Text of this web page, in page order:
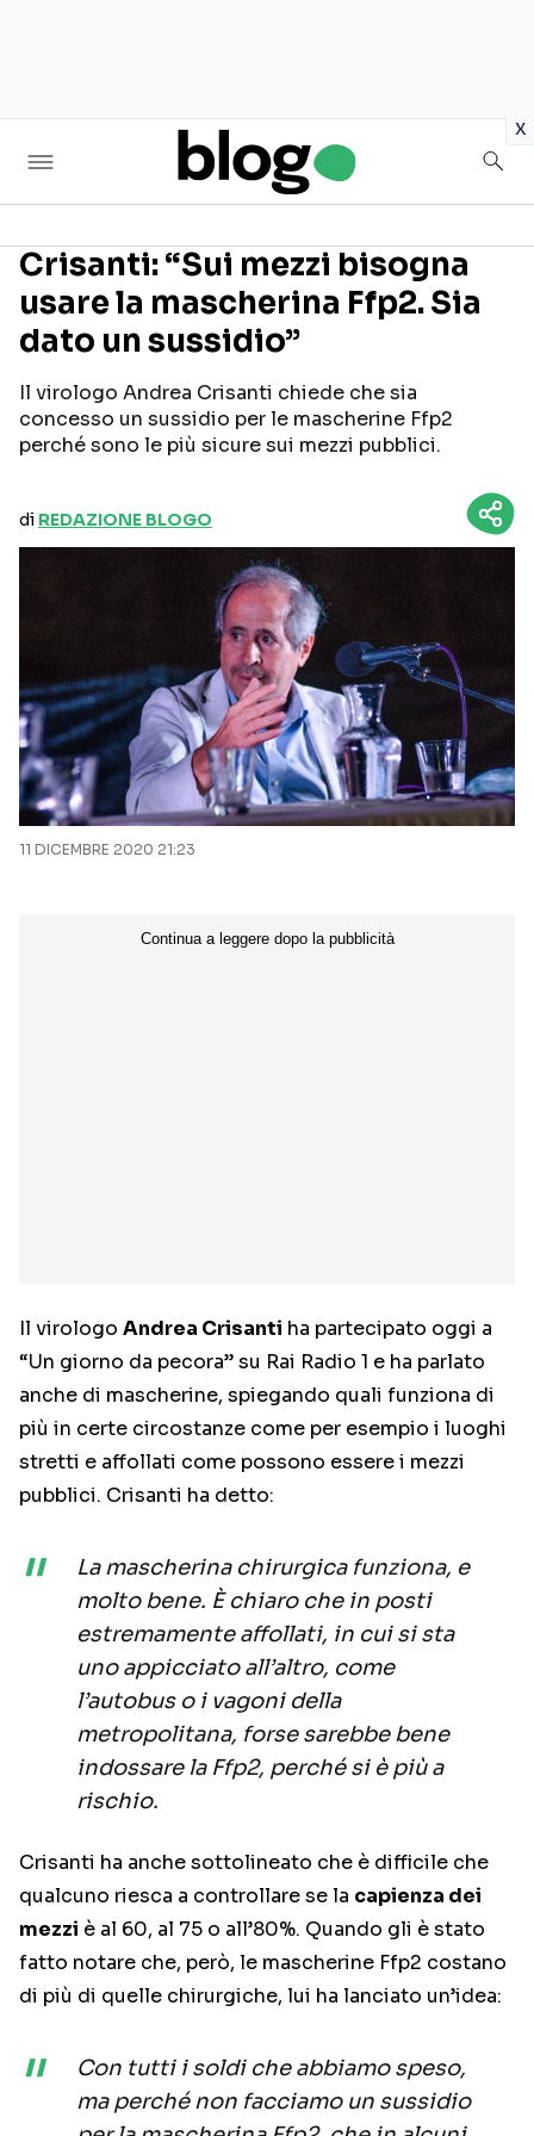
x
Seguici sui social
Crisanti: “Sui mezzi bisogna
usare la mascherina Ffp2. Sia
dato un sussidio”
Il virologo Andrea Crisanti chiede che sia
concesso un sussidio per le mascherine Ffp2
perché sono le più sicure sui mezzi pubblici.
di REDAZIONE BLOGO
11 DICEMBRE 2020 21:23
Il virologo Andrea Crisanti ha partecipato oggi a
“Un giorno da pecora” su Rai Radio 1 e ha parlato
anche di mascherine, spiegando quali funziona di
più in certe circostanze come per esempio i luoghi
stretti e affollati come possono essere i mezzi
pubblici. Crisanti ha detto:
La mascherina chirurgica funziona, e
molto bene. È chiaro che in posti
estremamente affollati, in cui si sta
uno appicciato all’altro, come
l’autobus o i vagoni della
metropolitana, forse sarebbe bene
indossare la Ffp2, perché si è più a
rischio.
Crisanti ha anche sottolineato che è difficile che
qualcuno riesca a controllare se la capienza dei
mezzi è al 60, al 75 o all’80%. Quando gli è stato
fatto notare che, però, le mascherine Ffp2 costano
di più di quelle chirurgiche, lui ha lanciato un’idea:
Con tutti i soldi che abbiamo speso,
ma perché non facciamo un sussidio